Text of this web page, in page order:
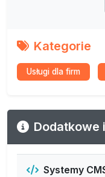
Kategorie
Usługi dla firm
Dodatkowe
Systemy